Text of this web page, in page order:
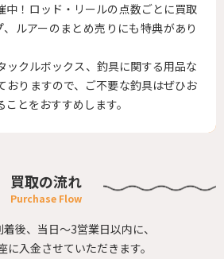
中！ロッド・リールの点数ごとに買取
ルアーのまとめ売りにも特典があり
ックルボックス、釣具に関する用品な
おりますので、ご不要な釣具はぜひお
とをおすすめします。
買取の流れ
後、当日～3営業日以内に、
に入金させていただきます。